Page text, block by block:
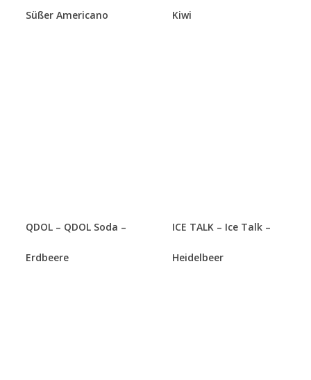
Süßer Americano Kiwi
QDOL – QDOL Soda –
Erdbeere
ICE TALK – Ice Talk –
Heidelbeer